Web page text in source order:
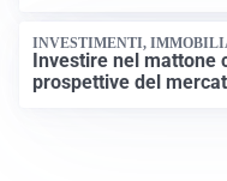
INVESTIMENTI,
Investire nel mattone
prospettive del